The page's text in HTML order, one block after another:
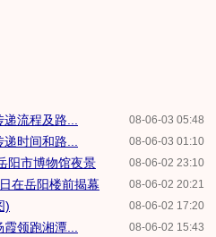
08-06-03 05:48
流程及路...
08-06-03 01:10
时间和路...
08-06-02 23:10
阳市博物馆夜景
08-06-02 20:21
在岳阳楼前揭幕
08-06-02 17:20
)
08-06-02 15:43
领跑湘潭...